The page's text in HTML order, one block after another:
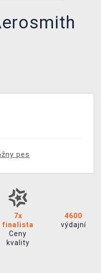
pes
7x
finalista
Ceny
kvality
4600
výdajní